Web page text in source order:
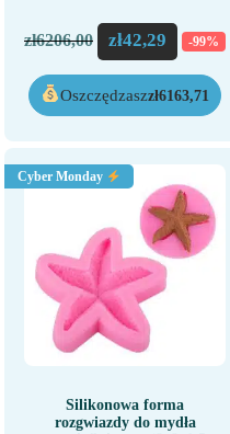
zł6206,00 zł42,29 -99%
Oszczędzaszzł6163,71
Cyber Monday
Silikonowa forma
rozgwiazdy do mydła